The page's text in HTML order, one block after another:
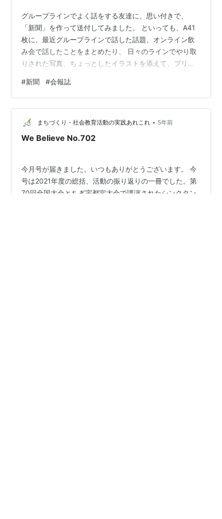
グループラインでよく話をする友達に、思い付きで、
「新聞」を作って送付してみました。 といっても、A41
枚に、最近グループラインで話した話題、オンライン飲
み会で話したことをまとめたり、 日々のラインでやり取
りされた写真、ちょっとしたイラストを添えて、プリン
て。 デジタルデータで作成したので、そのままラインで
共有してもよかったのですが、 最近きれいな切手を買う
のが楽しくて、つい色々買っているので、それを使いた
いなと思いまして。 また、こうやって気軽にネットでや
り取りできる時代に、ポストに届くアナログな「新聞」
#新聞 #会報誌
まちづくり・社会教育活動の実践あれこれ • 5年前
We Believe No.702